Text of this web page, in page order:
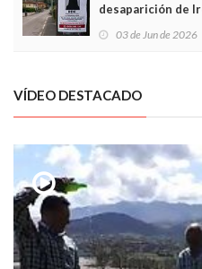
desaparición de
03 de Jun de 2026
VÍDEO DESTACADO